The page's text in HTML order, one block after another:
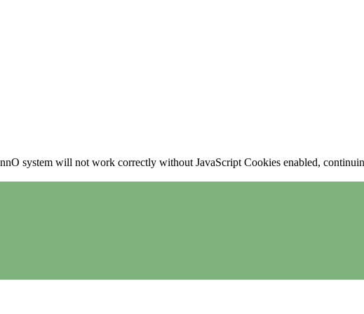
system will not work correctly without JavaScript Cookies enabled,